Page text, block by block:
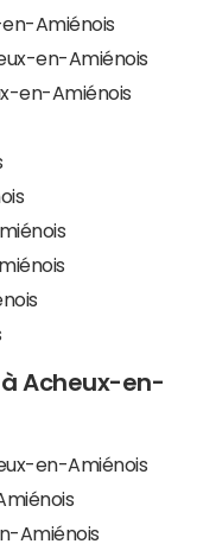
Amiénois
en-Amiénois
en-Amiénois
Acheux-en-
en-Amiénois
Amiénois